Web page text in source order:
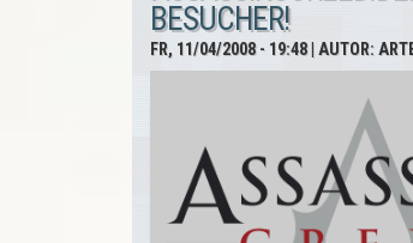
BESUCHER!
FR, 11/04/2008 - 19:48| AUTOR: